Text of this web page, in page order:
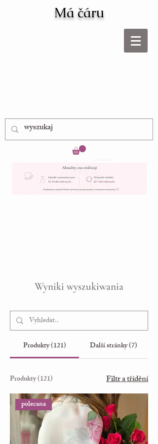
Má čáru
Wyniki wyszukiwania
Produkty (121) Další stránky (7)
Produkty (121) Filtr a třídění
polecana